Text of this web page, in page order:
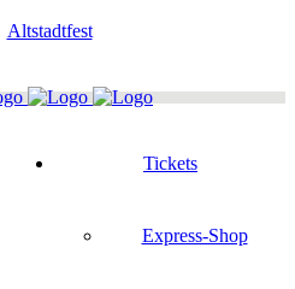
Alt­stadt­fest
Tickets
Express-Shop